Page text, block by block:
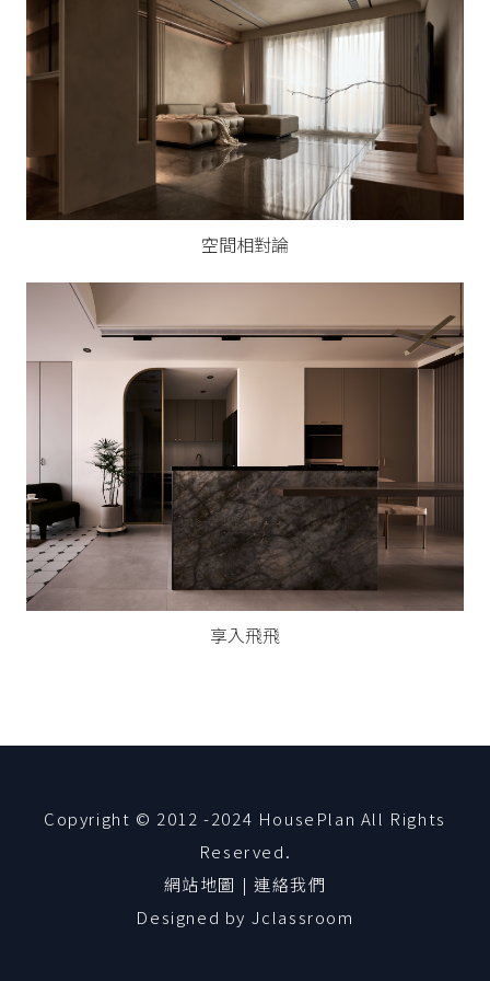
空間相對論
享入飛飛
Copyright © 2012 -2024 HousePlan All Rights
Reserved.
網站地圖 | 連絡我們
Designed by Jclassroom